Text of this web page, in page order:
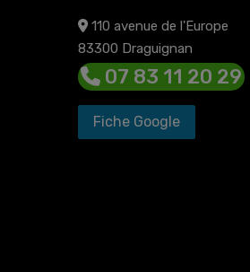
110 avenue de l'Europe
83300 Draguignan
07 83 11 20 29
Fiche Google